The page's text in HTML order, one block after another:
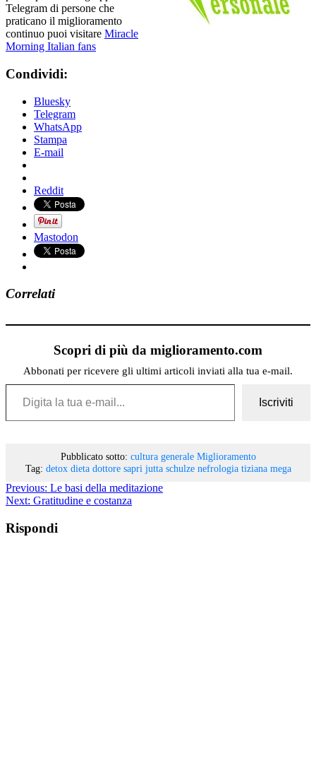
Telegram di persone che
praticano il miglioramento
continuo puoi visitare Miracle
Morning Italian fans
Condividi:
Bluesky
Telegram
WhatsApp
Stampa
E-mail
Reddit
Mastodon
Correlati
Scopri di più da miglioramento.com
Abbonati per ricevere gli ultimi articoli inviati alla tua e-mail.
Digita la tua e-mail...
Iscriviti
Pubblicato sotto: cultura generale Miglioramento
Tag: detox dieta dottore sapri jutta schulze nefrologia tiziana mega
Previous: Le basi della meditazione
Next: Gratitudine e costanza
Rispondi